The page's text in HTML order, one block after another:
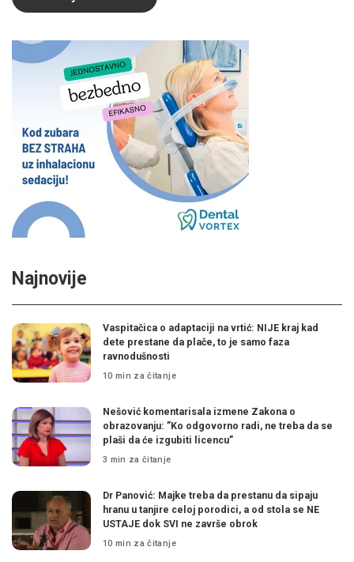
Najnovije
Vaspitačica o adaptaciji na vrtić: NIJE kraj kad
dete prestane da plače, to je samo faza
ravnodušnosti
10 min za čitanje
Nešović komentarisala izmene Zakona o
obrazovanju: ”Ko odgovorno radi, ne treba da se
plaši da će izgubiti licencu”
3 min za čitanje
Dr Panović: Majke treba da prestanu da sipaju
hranu u tanjire celoj porodici, a od stola se NE
USTAJE dok SVI ne završe obrok
10 min za čitanje